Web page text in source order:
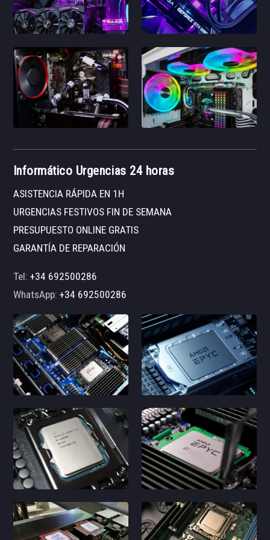
Informático Urgencias 24 horas
ASISTENCIA RÁPIDA EN 1H
URGENCIAS FESTIVOS FIN DE SEMANA
PRESUPUESTO ONLINE GRATIS
GARANTÍA DE REPARACIÓN
Tel:+34 692500286
WhatsApp:+34 692500286